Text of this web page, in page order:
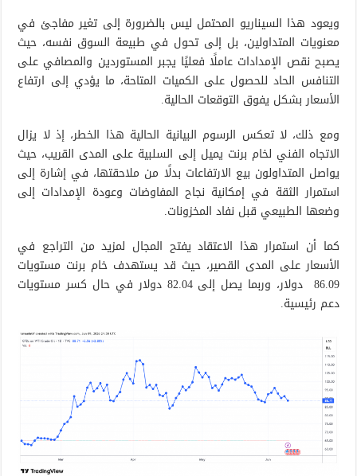
ويعود هذا السيناريو المحتمل ليس بالضرورة إلى تغير مفاجئ في
معنويات المتداولين، بل إلى تحول في طبيعة السوق نفسه، حيث
يصبح نقص الإمدادات عاملًا فعليًا يجبر المستوردين والمصافي على
التنافس الحاد للحصول على الكميات المتاحة، ما يؤدي إلى ارتفاع
الأسعار بشكل يفوق التوقعات الحالية.
ومع ذلك، لا تعكس الرسوم البيانية الحالية هذا الخطر، إذ لا يزال
الاتجاه الفني لخام برنت يميل إلى السلبية على المدى القريب، حيث
يواصل المتداولون بيع الارتفاعات بدلًا من ملاحقتها، في إشارة إلى
استمرار الثقة في إمكانية نجاح المفاوضات وعودة الإمدادات إلى
وضعها الطبيعي قبل نفاد المخزونات.
كما أن استمرار هذا الاعتقاد يفتح المجال لمزيد من التراجع في
الأسعار على المدى القصير، حيث قد يستهدف خام برنت مستويات
86.09 دولار، وربما يصل إلى 82.04 دولار في حال كسر مستويات
دعم رئيسية.